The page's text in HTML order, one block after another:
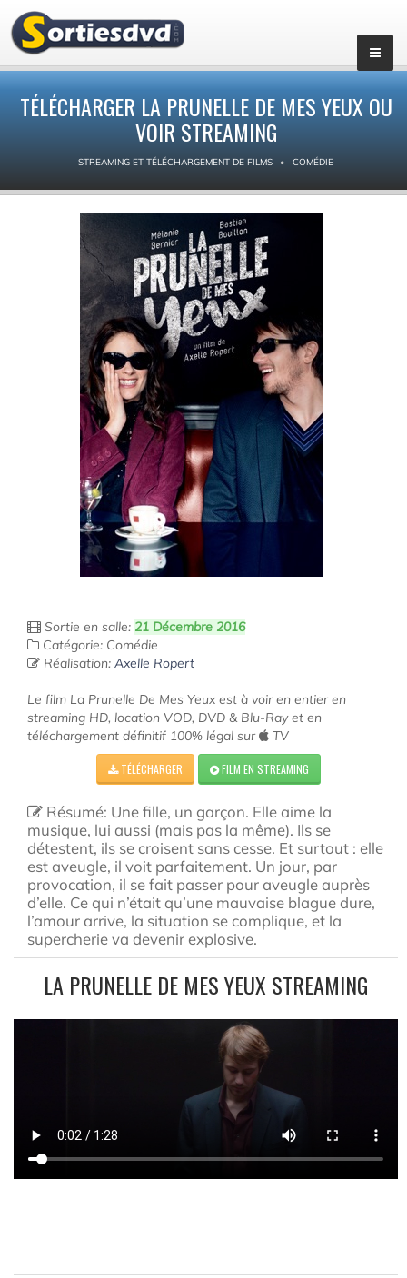
TÉLÉCHARGER LA PRUNELLE DE MES YEUX OU
VOIR STREAMING
STREAMING ET TÉLÉCHARGEMENT DE FILMS COMÉDIE
Sortie en salle: 21 Décembre 2016
Catégorie: Comédie
Réalisation: Axelle Ropert
Le film La Prunelle De Mes Yeux est à voir en entier en
streaming HD, location VOD, DVD & Blu-Ray et en
téléchargement définitif 100% légal sur
TV
TÉLÉCHARGER FILM EN STREAMING
Résumé: Une fille, un garçon. Elle aime la
musique, lui aussi (mais pas la même). Ils se
détestent, ils se croisent sans cesse. Et surtout : elle
est aveugle, il voit parfaitement. Un jour, par
provocation, il se fait passer pour aveugle auprès
d’elle. Ce qui n’était qu’une mauvaise blague dure,
l’amour arrive, la situation se complique, et la
supercherie va devenir explosive.
LA PRUNELLE DE MES YEUX STREAMING